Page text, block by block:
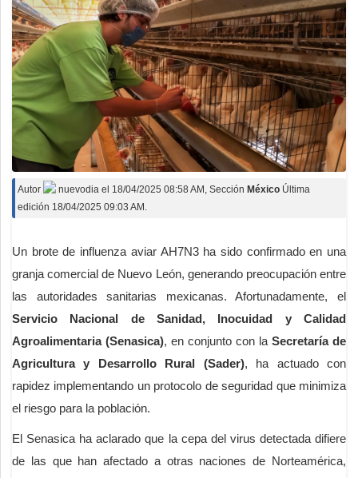
Autor nuevodia el 18/04/2025 08:58 AM , Sección México Última
edición 18/04/2025 09:03 AM.
Un brote de influenza aviar AH7N3 ha sido confirmado en una
granja comercial de Nuevo León, generando preocupación entre
las autoridades sanitarias mexicanas. Afortunadamente, el
Servicio Nacional de Sanidad, Inocuidad y Calidad
Agroalimentaria (Senasica), en conjunto con la Secretaría de
Agricultura y Desarrollo Rural (Sader), ha actuado con
rapidez implementando un protocolo de seguridad que minimiza
el riesgo para la población.
El Senasica ha aclarado que la cepa del virus detectada difiere
de las que han afectado a otras naciones de Norteamérica,